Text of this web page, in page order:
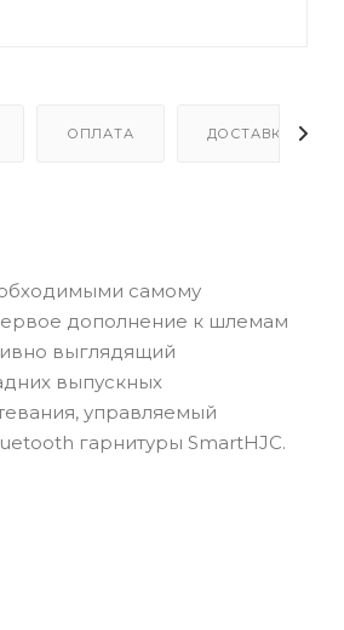
ОПЛАТА ДОСТАВКА
самому
дополнение к шлемам
выглядящий
выпускных
управляемый
гарнитуры SmartHJC.